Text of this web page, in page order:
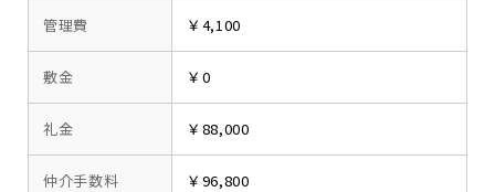
管理費 ￥4,100
敷金 ￥0
礼金 ￥88,000
仲介手数料 ￥96,800